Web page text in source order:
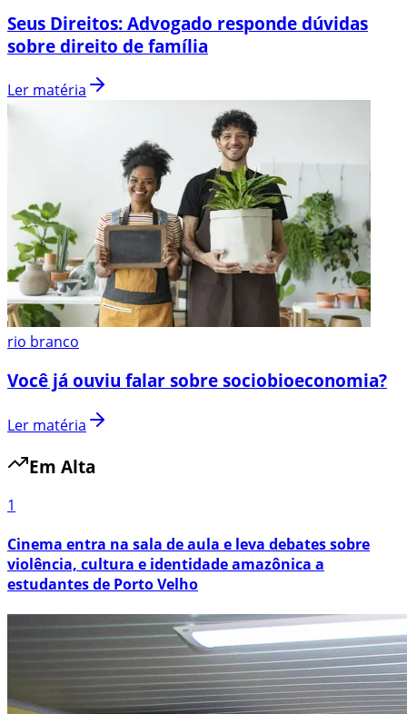
Seus Direitos: Advogado responde dúvidas
sobre direito de família
Ler matéria
rio branco
Você já ouviu falar sobre sociobioeconomia?
Ler matéria
Em Alta
1
Cinema entra na sala de aula e leva debates sobre
violência, cultura e identidade amazônica a
estudantes de Porto Velho